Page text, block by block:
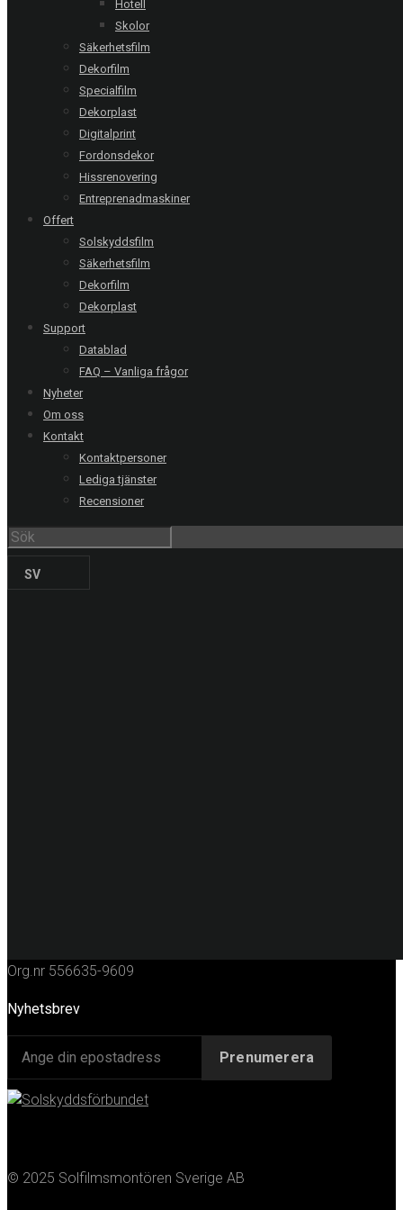
Hotell
Skolor
Säkerhetsfilm
Dekorfilm
Specialfilm
Dekorplast
Digitalprint
Fordonsdekor
Hissrenovering
Entreprenadmaskiner
Offert
Solskyddsfilm
Säkerhetsfilm
Dekorfilm
Dekorplast
Support
Datablad
FAQ – Vanliga frågor
Nyheter
Om oss
Kontakt
Kontaktpersoner
Lediga tjänster
Recensioner
SV
Upplands Väsby | Maskinbörsen
Cover Styl - Matt svart
Eskilstuna | Brf
Cover Styl - Traditionell ek
Hjärnarp | Privat villa
Cover Styl - Mörkt trä
RING OSS
Stockholm
08-20 66 00
Göteborg
Malmö
Uppsala
Helsingborg
042-16 50 10
Jönköping
036-18 45 00
Kristianstad
044-20 91 00
Org.nr 556635-9609
Nyhetsbrev
© 2025 Solfilmsmontören Sverige AB